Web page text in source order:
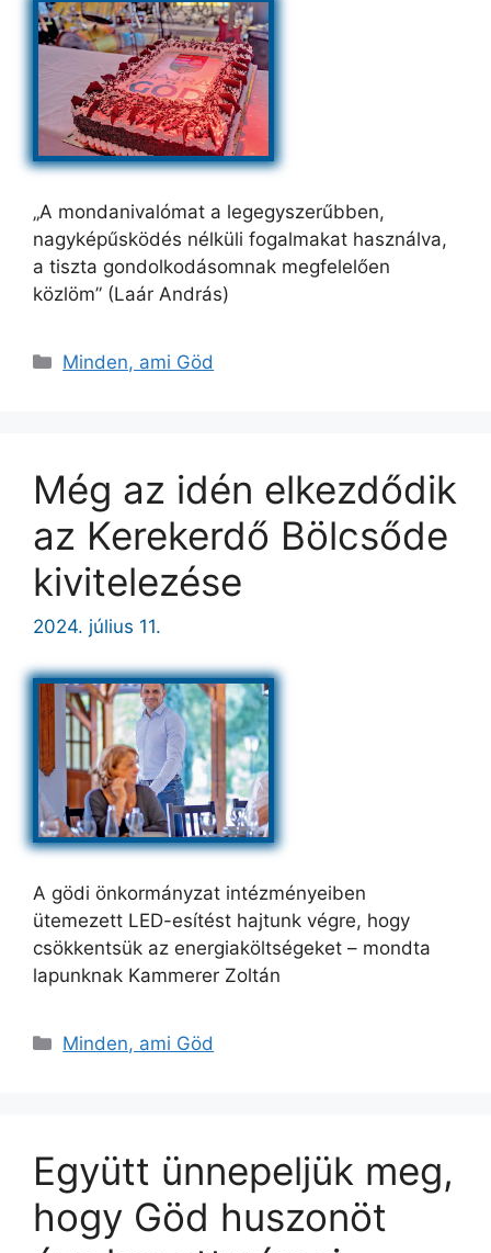
„A mondanivalómat a legegyszerűbben,
nagyképűsködés nélküli fogalmakat használva,
a tiszta gondolkodásomnak megfelelően
közlöm” (Laár András)
Kategória
Minden, ami Göd
Még az idén elkezdődik
az Kerekerdő Bölcsőde
kivitelezése
2024. július 11.
A gödi önkormányzat intézményeiben
ütemezett LED-esítést hajtunk végre, hogy
csökkentsük az energiaköltségeket – mondta
lapunknak Kammerer Zoltán
Kategória
Minden, ami Göd
Együtt ünnepeljük meg,
hogy Göd huszonöt